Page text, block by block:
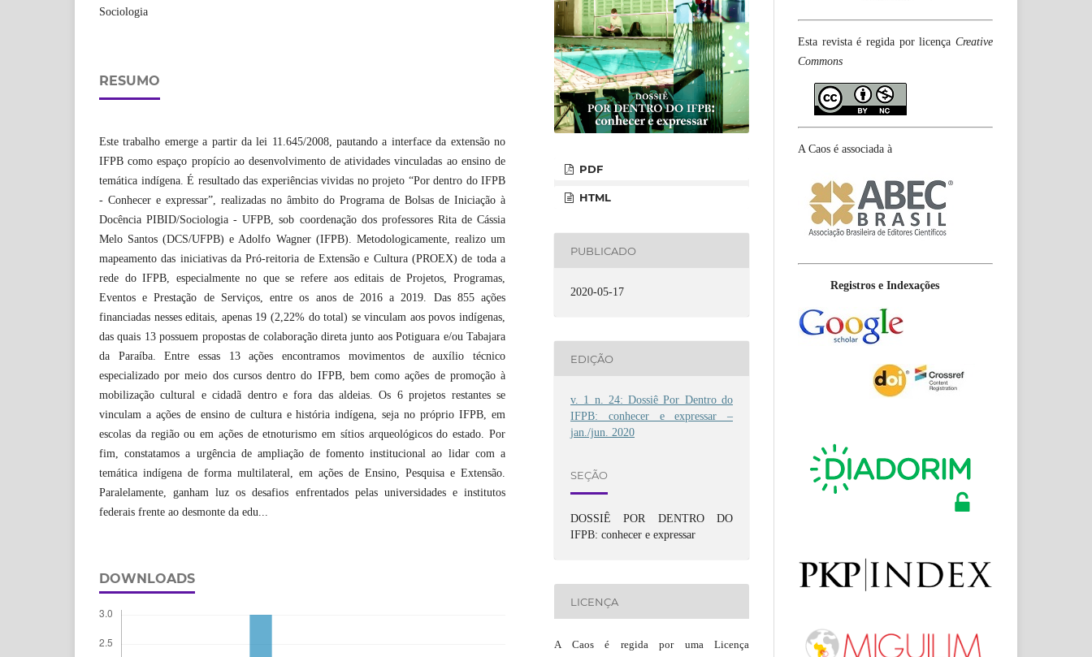
Sociologia
RESUMO
Este trabalho emerge a partir da lei 11.645/2008, pautando a interface da extensão no
IFPB como espaço propício ao desenvolvimento de atividades vinculadas ao ensino de
temática indígena. É resultado das experiências vividas no projeto “Por dentro do IFPB
- Conhecer e expressar”, realizadas no âmbito do Programa de Bolsas de Iniciação à
Docência PIBID/Sociologia - UFPB, sob coordenação dos professores Rita de Cássia
Melo Santos (DCS/UFPB) e Adolfo Wagner (IFPB). Metodologicamente, realizo um
mapeamento das iniciativas da Pró-reitoria de Extensão e Cultura (PROEX) de toda a
rede do IFPB, especialmente no que se refere aos editais de Projetos, Programas,
Eventos e Prestação de Serviços, entre os anos de 2016 a 2019. Das 855 ações
financiadas nesses editais, apenas 19 (2,22% do total) se vinculam aos povos indígenas,
das quais 13 possuem propostas de colaboração direta junto aos Potiguara e/ou Tabajara
da Paraíba. Entre essas 13 ações encontramos movimentos de auxílio técnico
especializado por meio dos cursos dentro do IFPB, bem como ações de promoção à
mobilização cultural e cidadã dentro e fora das aldeias. Os 6 projetos restantes se
vinculam a ações de ensino de cultura e história indígena, seja no próprio IFPB, em
escolas da região ou em ações de etnoturismo em sítios arqueológicos do estado. Por
fim, constatamos a urgência de ampliação de fomento institucional ao lidar com a
temática indígena de forma multilateral, em ações de Ensino, Pesquisa e Extensão.
Paralelamente, ganham luz os desafios enfrentados pelas universidades e institutos
federais frente ao desmonte da edu...
DOWNLOADS
PDF
HTML
PUBLICADO
2020-05-17
EDIÇÃO
v. 1 n. 24: Dossiê Por Dentro do
IFPB: conhecer e expressar –
jan./jun. 2020
SEÇÃO
DOSSIÊ POR DENTRO DO
IFPB: conhecer e expressar
LICENÇA
A Caos é regida por uma Licença
Esta revista é regida por licença Creative
Commons
A Caos é associada à
Registros e Indexações